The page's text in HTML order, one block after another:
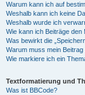
Warum kann ich auf
Weshalb kann ich keine
Weshalb wurde ich
Wie kann ich Beiträge den
Was bewirkt die
Warum muss mein
Wie markiere ich ein
Textformatierung und
Was ist BBCode?